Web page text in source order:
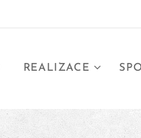
REALIZACE